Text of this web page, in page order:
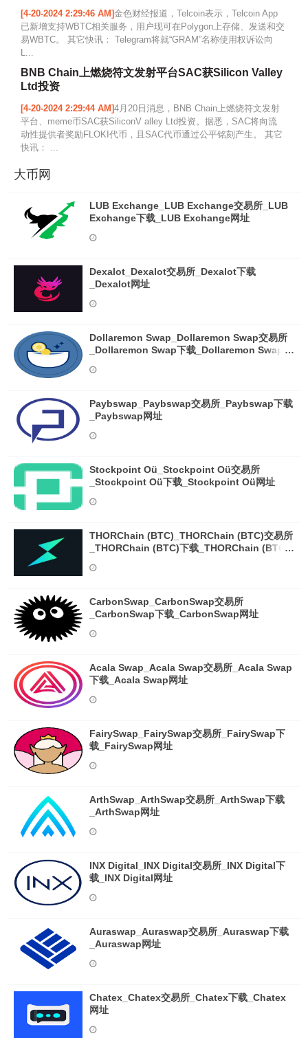
[4-20-2024 2:29:46 AM]金色财经报道，Telcoin表示，Telcoin App
已新增支持WBTC相关服务，用户现可在Polygon上存储、发送和交
易WBTC。 其它快讯： Telegram将就“GRAM”名称使用权诉讼向
L...
BNB Chain上燃烧符文发射平台SAC获Silicon Valley
Ltd投资
[4-20-2024 2:29:44 AM]4月20日消息，BNB Chain上燃烧符文发射
平台、meme币SAC获SiliconV alley Ltd投资。据悉，SAC将向流
动性提供者奖励FLOKI代币，且SAC代币通过公平铭刻产生。 其它
快讯： ...
大币网
LUB Exchange_LUB Exchange交易所_LUB
Exchange下载_LUB Exchange网址
Dexalot_Dexalot交易所_Dexalot下载
_Dexalot网址
Dollaremon Swap_Dollaremon Swap交易所
_Dollaremon Swap下载_Dollaremon Swap网
Paybswap_Paybswap交易所_Paybswap下载
_Paybswap网址
Stockpoint Oü_Stockpoint Oü交易所
_Stockpoint Oü下载_Stockpoint Oü网址
THORChain (BTC)_THORChain (BTC)交易所
_THORChain (BTC)下载_THORChain (BTC)
CarbonSwap_CarbonSwap交易所
_CarbonSwap下载_CarbonSwap网址
Acala Swap_Acala Swap交易所_Acala Swap
下载_Acala Swap网址
FairySwap_FairySwap交易所_FairySwap下
载_FairySwap网址
ArthSwap_ArthSwap交易所_ArthSwap下载
_ArthSwap网址
INX Digital_INX Digital交易所_INX Digital下
载_INX Digital网址
Auraswap_Auraswap交易所_Auraswap下载
_Auraswap网址
Chatex_Chatex交易所_Chatex下载_Chatex
网址